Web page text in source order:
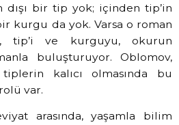
bir tip yok; içinden tip’in
kurgu da yok. Varsa o roman
tip’i ve kurguyu, okurun
buluşturuyor. Oblomov,
kalıcı olmasında bu
var.
arasında, yaşamla bilim